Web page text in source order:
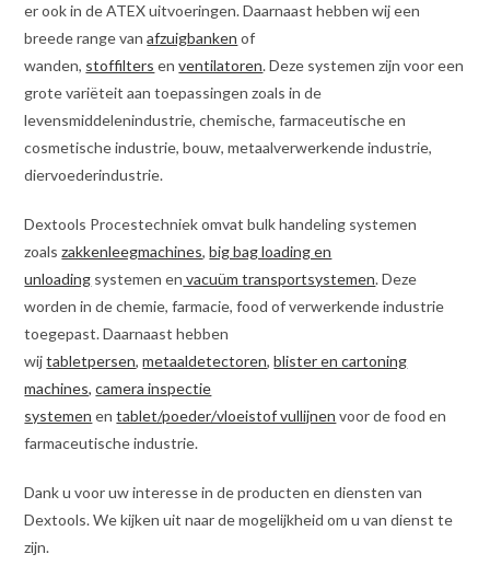
er ook in de ATEX uitvoeringen. Daarnaast hebben wij een
breede range vanafzuigbanken of
wanden, stoffilters enventilatoren. Deze systemen zijn voor een
grote variëteit aan toepassingen zoals in de
levensmiddelenindustrie, chemische, farmaceutische en
cosmetische industrie, bouw, metaalverwerkende industrie,
diervoederindustrie.
Dextools Procestechniek omvat bulk handeling systemen
zoalszakkenleegmachines,big bag loading en
unloading systemen en vacuüm transportsystemen. Deze
worden in de chemie, farmacie, food of verwerkende industrie
toegepast. Daarnaast hebben
wijtabletpersen,metaaldetectoren,blister en cartoning
machines, camera inspectie
systemen entablet/poeder/vloeistof vullijnen voor de food en
farmaceutische industrie.
Dank u voor uw interesse in de producten en diensten van
Dextools. We kijken uit naar de mogelijkheid om u van dienst te
zijn.